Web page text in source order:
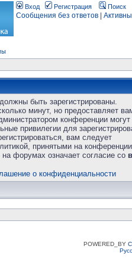
Вход Регистрация Поиск
Сообщения без ответов
быть зарегистрированы.
минут, но предоставляет
конференции
привилегии для
вам следует
принятыми на
форумах означает согласие со
о конфиденциальности
POWERED_BY